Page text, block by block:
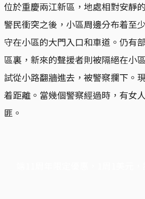
位於重慶兩江新區，地處相對安靜
警民衝突之後，小區周邊分布着至
守在小區的大門入口和車道。仍有
區裏，新來的聲援者則被隔絕在小
試從小路翻牆進去，被警察攔下。
着距離。當幾個警察經過時，有女
匪。